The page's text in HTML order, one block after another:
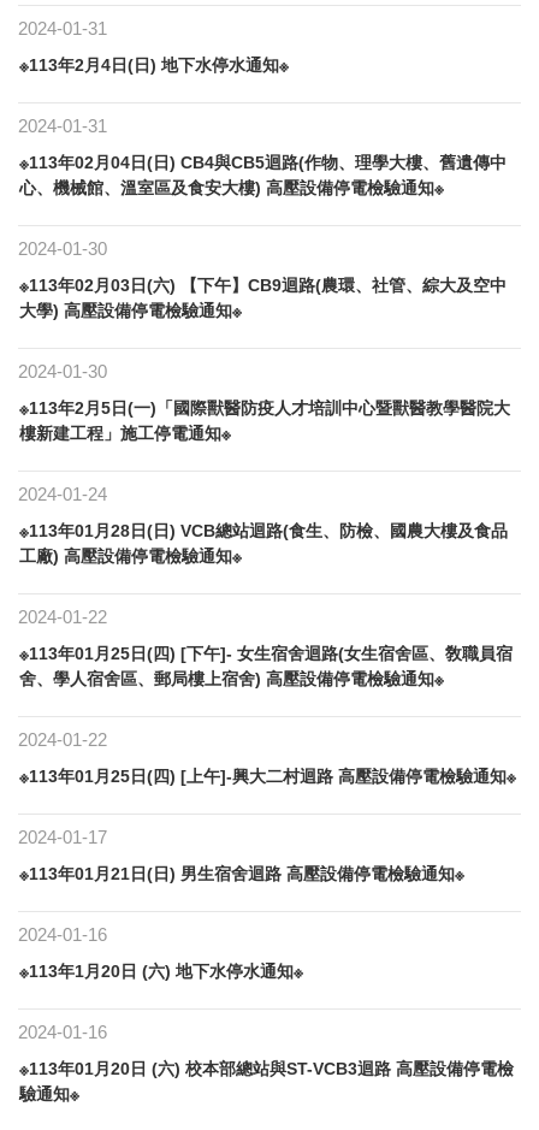
2024-01-31
※113年2月4日(日) 地下水停水通知※
2024-01-31
※113年02月04日(日) CB4與CB5迴路(作物、理學大樓、舊遺傳中
心、機械館、溫室區及食安大樓) 高壓設備停電檢驗通知※
2024-01-30
※113年02月03日(六) 【下午】CB9迴路(農環、社管、綜大及空中
大學) 高壓設備停電檢驗通知※
2024-01-30
※113年2月5日(一)「國際獸醫防疫人才培訓中心暨獸醫教學醫院大
樓新建工程」施工停電通知※
2024-01-24
※113年01月28日(日) VCB總站迴路(食生、防檢、國農大樓及食品
工廠) 高壓設備停電檢驗通知※
2024-01-22
※113年01月25日(四) [下午]- 女生宿舍迴路(女生宿舍區、敎職員宿
舍、學人宿舍區、郵局樓上宿舍) 高壓設備停電檢驗通知※
2024-01-22
※113年01月25日(四) [上午]-興大二村迴路 高壓設備停電檢驗通知※
2024-01-17
※113年01月21日(日) 男生宿舍迴路 高壓設備停電檢驗通知※
2024-01-16
※113年1月20日 (六) 地下水停水通知※
2024-01-16
※113年01月20日 (六) 校本部總站與ST-VCB3迴路 高壓設備停電檢
驗通知※